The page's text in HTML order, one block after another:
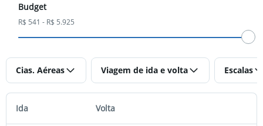
Budget
R$ 541 - R$ 5.925
Cias. Aéreas Viagem de ida e volta Escalas
Ida Volta